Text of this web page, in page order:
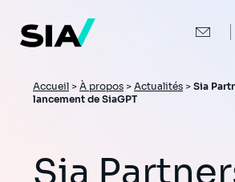
contenu
principal
Fil
Accueil > À propos > Actualités > Sia
lancement de SiaGPT
Sia Partners